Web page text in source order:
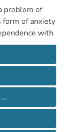
problem of
form of anxiety
with